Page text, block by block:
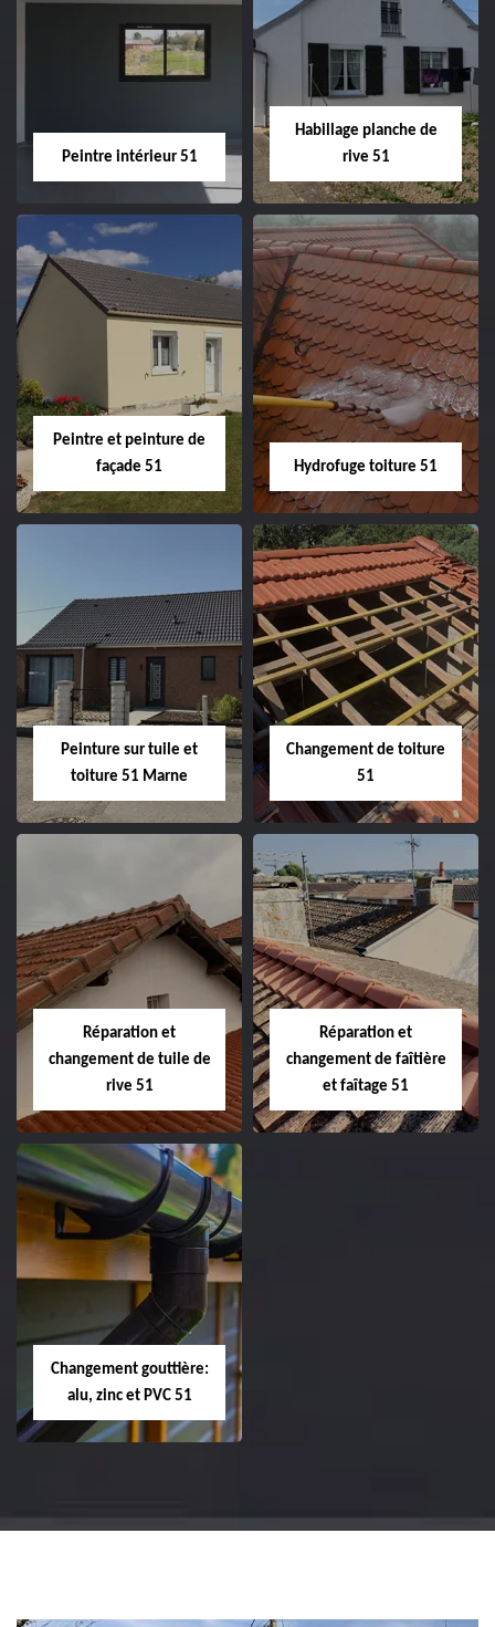
51
Nettoyage et
ravalement de
façade 51
Peintre intérieur 51
Peintre intérieur
Habillage planche de
rive 51
Habillage planche
de rive 51
Peintre et peinture de
façade 51
Peintre et peinture
de façade 51
Hydrofuge toiture 51
Hydrofuge toiture
51
Peinture sur tuile et
toiture 51 Marne
Peinture sur tuile
et toiture 51
Marne
Changement de toiture
51
Changement de
toiture 51
Réparation et
changement de tuile de
rive 51
Réparation et
changement de
tuile de rive 51
Réparation et
changement de faîtière
et faîtage 51
Changement gouttière:
alu, zinc et PVC 51
et PVC 51